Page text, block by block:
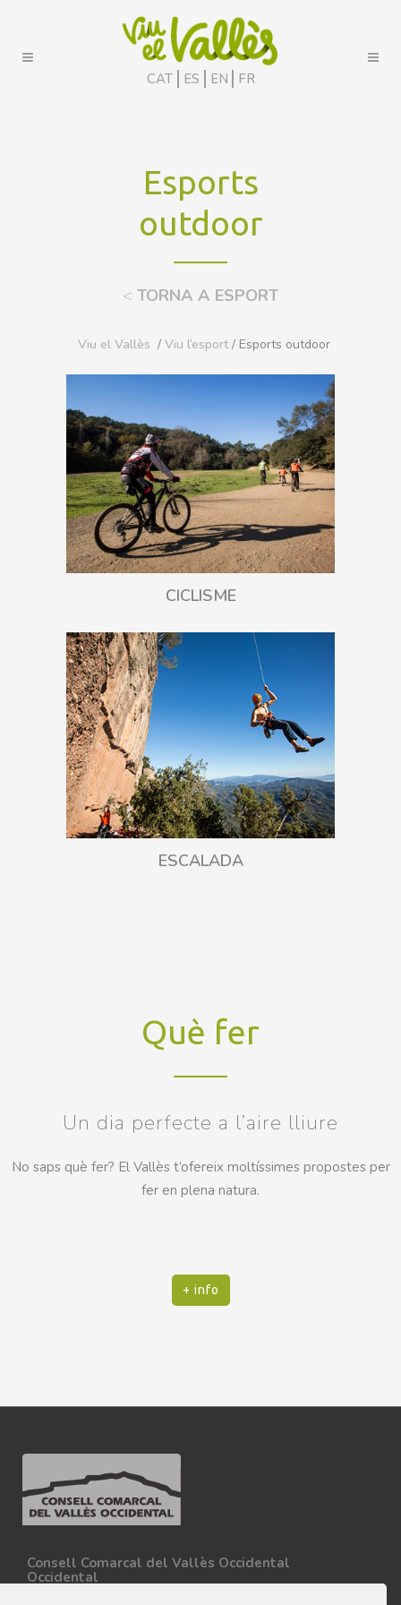
CAT ES EN FR
Esports
outdoor
< TORNA A ESPORT
Viu el Vallès / Viu l’esport/ Esports outdoor
CICLISME
ESCALADA
Què fer
Un dia perfecte a l’aire lliure
No saps què fer? El Vallès t’ofereix moltíssimes propostes per
fer en plena natura.
+ info
Consell Comarcal del Vallès Occidental
Occidental